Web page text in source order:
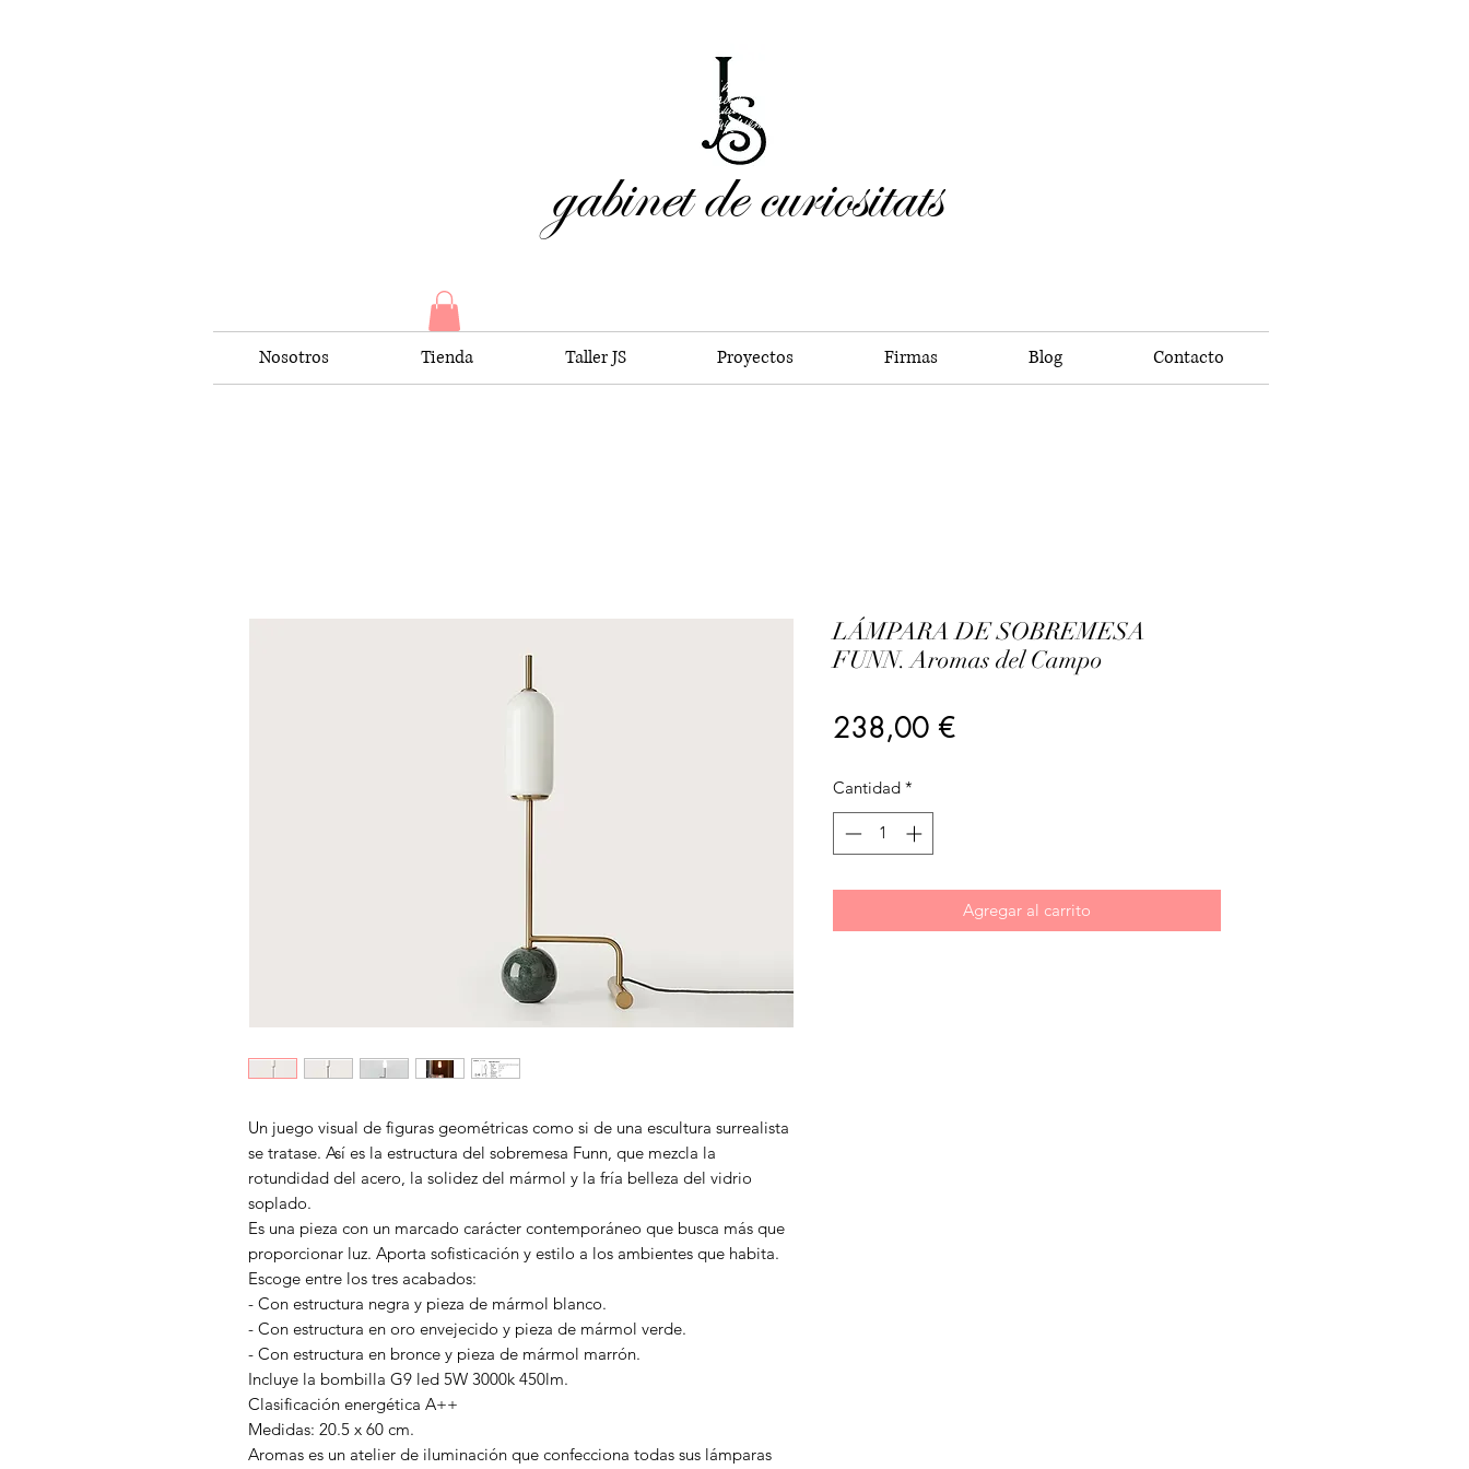
gabinet de curiositats
Nosotros Tienda Taller JS Proyectos Firmas Blog Contacto
Un juego visual de figuras geométricas como si de una escultura surrealista
se tratase. Así es la estructura del sobremesa Funn, que mezcla la
rotundidad del acero, la solidez del mármol y la fría belleza del vidrio
soplado.
Es una pieza con un marcado carácter contemporáneo que busca más que
proporcionar luz. Aporta sofisticación y estilo a los ambientes que habita.
Escoge entre los tres acabados:
- Con estructura negra y pieza de mármol blanco.
- Con estructura en oro envejecido y pieza de mármol verde.
- Con estructura en bronce y pieza de mármol marrón.
Incluye la bombilla G9 led 5W 3000k 450lm.
Clasificación energética A++
Medidas: 20.5 x 60 cm.
Aromas es un atelier de iluminación que confecciona todas sus lámparas
LÁMPARA DE SOBREMESA
FUNN. Aromas del Campo
238,00 €Precio
Cantidad *
Agregar al carrito